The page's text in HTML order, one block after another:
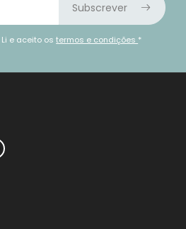
Subscrever
Li e aceito ostermos e condições *